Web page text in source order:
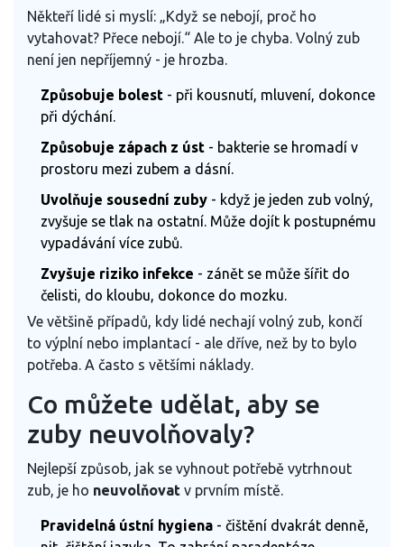
Někteří lidé si myslí: „Když se nebojí, proč ho
vytahovat? Přece nebojí.“ Ale to je chyba. Volný zub
není jen nepříjemný - je hrozba.
Způsobuje bolest - při kousnutí, mluvení, dokonce
při dýchání.
Způsobuje zápach z úst - bakterie se hromadí v
prostoru mezi zubem a dásní.
Uvolňuje sousední zuby - když je jeden zub volný,
zvyšuje se tlak na ostatní. Může dojít k postupnému
vypadávání více zubů.
Zvyšuje riziko infekce - zánět se může šířit do
čelisti, do kloubu, dokonce do mozku.
Ve většině případů, kdy lidé nechají volný zub, končí
to výplní nebo implantací - ale dříve, než by to bylo
potřeba. A často s většími náklady.
Co můžete udělat, aby se
zuby neuvolňovaly?
Nejlepší způsob, jak se vyhnout potřebě vytrhnout
zub, je ho neuvolňovat v prvním místě.
Pravidelná ústní hygiena - čištění dvakrát denně,